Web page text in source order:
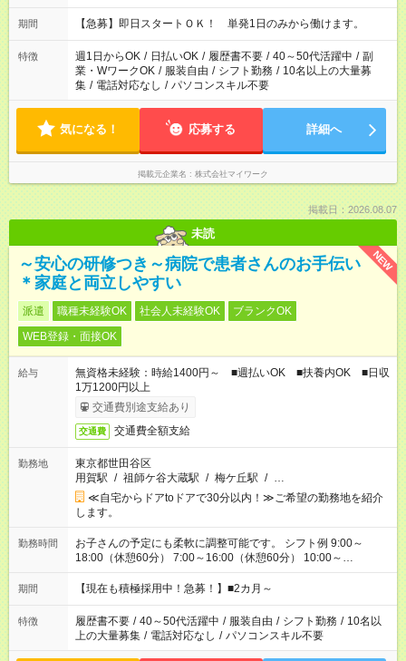
シフト例：8時間～＞ ・10：00～19：00 ・13：00～22：00 ・
22：00～翌6：00 など！是非ご希望をお聞かせください！
期間 【急募】即日スタートＯＫ！ 単発1日のみから働けます。
特徴 週1日からOK / 日払いOK / 履歴書不要 / 40～50代活躍中 / 副
業・WワークOK / 服装自由 / シフト勤務 / 10名以上の大量募
集 / 電話対応なし / パソコンスキル不要
気になる！ 応募する 詳細へ
掲載元企業名 株式会社マイワーク
掲載日：2026.08.07
未読
NEW
～安心の研修つき～病院で患者さんのお手伝い
＊家庭と両立しやすい
派遣 職種未経験OK 社会人未経験OK
ブランクOK
WEB登録・面接OK
給与
無資格未経験：時給1400円～ ■週払いOK ■扶養内OK ■日収
1万1200円以上
交通費別途支給あり
交通費 交通費全額支給
勤務地
東京都世田谷区
用賀駅 / 祖師ケ谷大蔵駅 / 梅ケ丘駅 / …
≪自宅からドアtoドアで30分以内！≫ご希望の勤務地を紹介
します。
勤務時間
お子さんの予定にも柔軟に調整可能です。 シフト例 9:00～
18:00（休憩60分） 7:00～16:00（休憩60分） 10:00～
19:00（休憩60分） ※Wワーク希望の方へ 今ご覧のお仕事で希
望する勤務時間と、もう1つのお仕事の勤務時間の合計が 週40
期間 【現在も積極採用中！急募！】■2カ月～
特徴 履歴書不要 / 40～50代活躍中 / 服装自由 / シフト勤務 / 10名以
上の大量募集 / 電話対応なし / パソコンスキル不要